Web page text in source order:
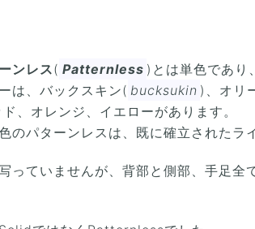
ンレス( Patternless )とは単色であり
は、バックスキン( bucksukin )、オリ
、オレンジ、イエローがあります。
のパターンレスは、既に確立されたラ
っていませんが、背部と側部、手足全